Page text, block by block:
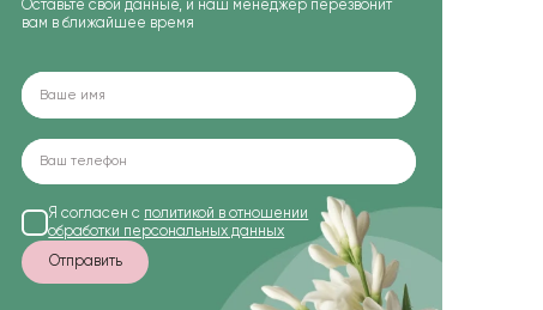
Оставьте свои данные, и наш менеджер перезвонит
вам в ближайшее время
Я согласен с политикой в отношении
обработки персональных данных
Отправить